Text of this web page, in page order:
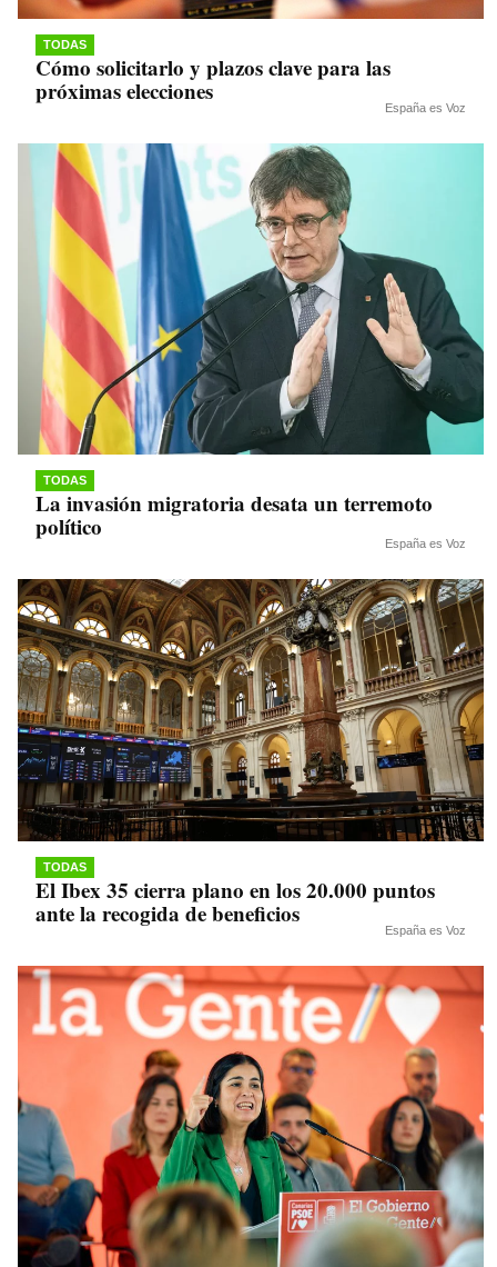
TODAS
Cómo solicitarlo y plazos clave para las
próximas elecciones
España es Voz
TODAS
La invasión migratoria desata un terremoto
político
España es Voz
TODAS
El Ibex 35 cierra plano en los 20.000 puntos
ante la recogida de beneficios
España es Voz